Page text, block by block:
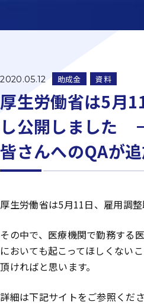
2020.05.12 助成金 資料
厚生労働省は5月
し公開しました
皆さんへのQAが
厚生労働省は5月11日、雇用調
その中で、医療機関で勤務する
においても起こってほしくない
頂ければと思います。
詳細は下記サイトをご参照くださ